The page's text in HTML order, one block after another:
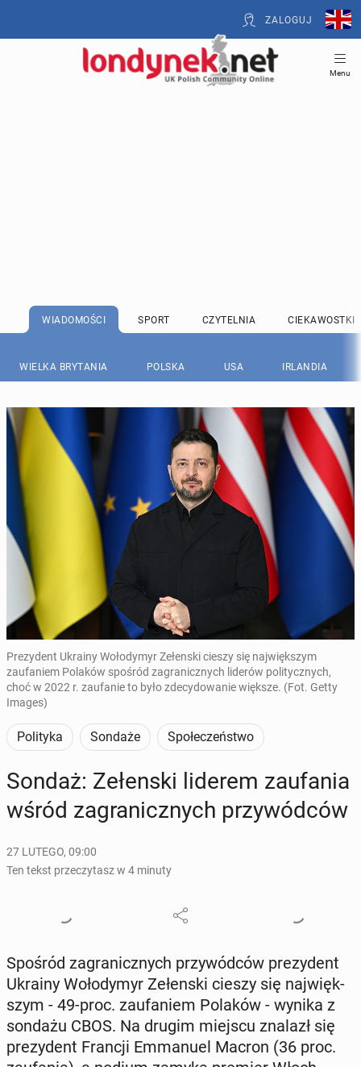
ZALOGUJ
Menu
WIADOMOŚCI SPORT CZYTELNIA CIEKAWOSTKI
WIELKA BRYTANIA POLSKA USA IRLANDIA
Prezydent Ukrainy Wołodymyr Zełenski cieszy się największym
zaufaniem Polaków spośród zagranicznych liderów politycznych,
choć w 2022 r. zaufanie to było zdecydowanie większe. (Fot. Getty
Images)
Polityka Sondaże Społeczeństwo
Sondaż: Ze­łen­ski liderem za­ufa­nia
wśród za­gra­nicz­nych przy­wód­ców
27 LUTEGO, 09:00
Ten tekst przeczytasz w 4 minuty
Spośród za­gra­nicz­nych przy­wód­ców pre­zy­dent
Ukrainy Wo­ło­dy­myr Ze­łen­ski cieszy się naj­więk­
szym - 49-proc. za­ufa­niem Polaków - wynika z
sondażu CBOS. Na drugim miejscu znalazł się
pre­zy­dent Francji Em­ma­nu­el Macron (36 proc.